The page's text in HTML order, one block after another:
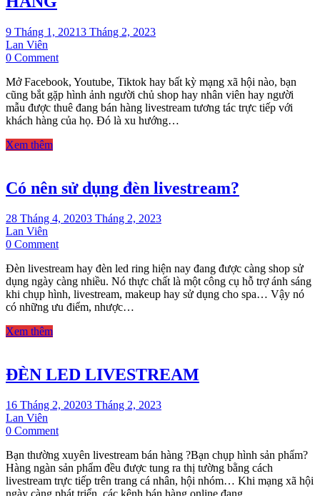
9 Tháng 1, 20213 Tháng 2, 2023
Lan Viên
0 Commenton
MÓN
ĐỒ
KHÔNG
THỂ
ĐỒ
LUNG
KHI
MÔN
“LIVESTREAM”
BÁN
HÀNG
Mở Facebook, Youtube, Tiktok hay bất kỳ mạng xã hội nào, bạn
cũng bắt gặp hình ảnh người chủ shop hay nhân viên hay người
mẫu được thuê đang bán hàng livestream tương tác trực tiếp với
khách hàng của họ. Đó là xu hướng…
Xem thêm
Có nên sử dụng đèn livestream?
28 Tháng 4, 20203 Tháng 2, 2023
Lan Viên
0 Commenton
nên
sử
dụng
đèn
Đèn livestream hay đèn led ring hiện nay đang được càng shop sử
dụng ngày càng nhiều. Nó thực chất là một công cụ hỗ trợ ánh sáng
khi chụp hình, livestream, makeup hay sử dụng cho spa… Vậy nó
có những ưu điểm, nhược…
Xem thêm
ĐÈN LED LIVESTREAM
16 Tháng 2, 20203 Tháng 2, 2023
Lan Viên
0 Commenton
LED
LIVESTREAM
Bạn thường xuyên livestream bán hàng ?Bạn chụp hình sản phẩm?
Hàng ngàn sản phẩm đều được tung ra thị tường bằng cách
livestream trực tiếp trên trang cá nhân, hội nhóm… Khi mạng xã hội
ngày càng phát triển, các kênh bán hàng online đang…